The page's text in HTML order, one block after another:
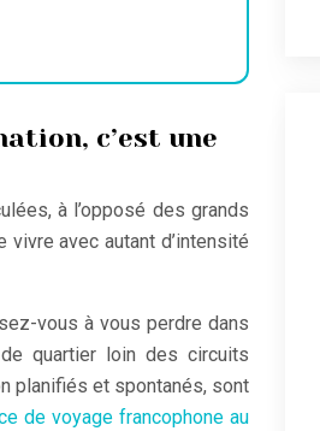
c’est une
à l’opposé des grands
vivre avec autant d’intensité
vous à vous perdre dans
quartier loin des circuits
planifiés et spontanés, sont
de voyage francophone au